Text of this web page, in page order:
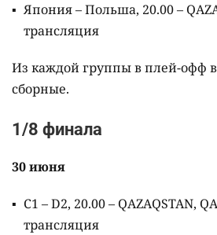
Япония – Польша, 20.00 –
трансляция
Из каждой группы в плей-офф
сборные.
1/8 финала
30 июня
C1 – D2, 20.00 – QAZAQSTAN,
трансляция